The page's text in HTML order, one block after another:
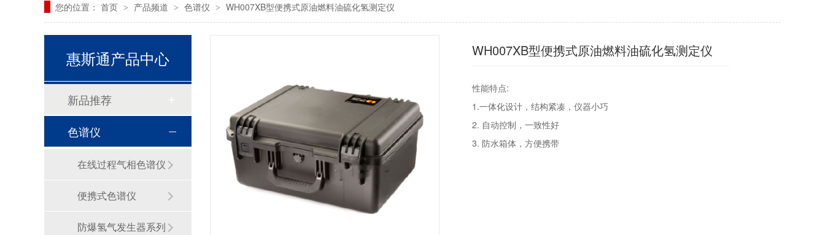
您的位置： 首页 > 产品频道 > 色谱仪 > WH007XB型便携式原油燃料油硫化氢测定仪
WH007XB型便携式原油燃料油硫化氢测定仪
性能特点:
1.一体化设计，结构紧凑，仪器小巧
2. 自动控制，一致性好
3. 防水箱体，方便携带
惠斯通产品中心
新品推荐
色谱仪
在线过程气相色谱仪
便携式色谱仪
防爆氢气发生器系列
动火作业指电焊等有明火的作业